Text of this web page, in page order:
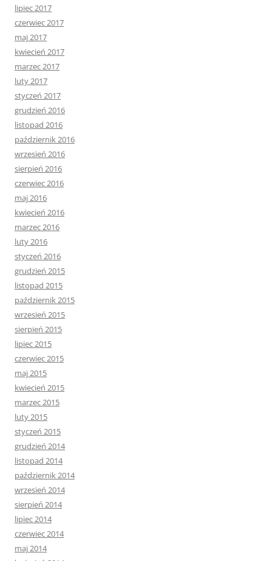
lipiec 2017
czerwiec 2017
maj 2017
kwiecień 2017
marzec 2017
luty 2017
styczeń 2017
grudzień 2016
listopad 2016
październik 2016
wrzesień 2016
sierpień 2016
czerwiec 2016
maj 2016
kwiecień 2016
marzec 2016
luty 2016
styczeń 2016
grudzień 2015
listopad 2015
październik 2015
wrzesień 2015
sierpień 2015
lipiec 2015
czerwiec 2015
maj 2015
kwiecień 2015
marzec 2015
luty 2015
styczeń 2015
grudzień 2014
listopad 2014
październik 2014
wrzesień 2014
sierpień 2014
lipiec 2014
czerwiec 2014
maj 2014